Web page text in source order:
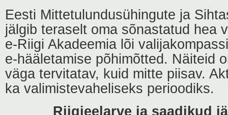
Eesti Mittetulundusühingute ja
jälgib teraselt oma sõnastatud hea
e-Riigi Akadeemia lõi
e-hääletamise põhimõtted. Näiteid
väga tervitatav, kuid mitte piisav.
ka valimistevaheliseks perioodiks.
Riigieelarve ja saadikud